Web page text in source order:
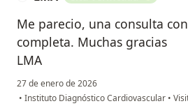
Me parecio, una consulta
completa. Muchas gracias
LMA
27 de enero de 2026
• Instituto Diagnóstico Cardiovascular •